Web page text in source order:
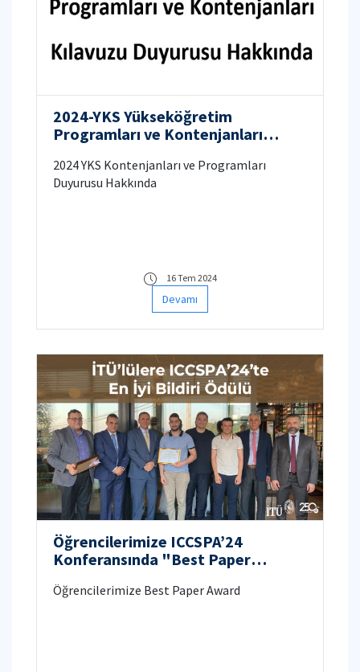
2024-YKS Yükseköğretim
Programları ve Kontenjanları
2024 YKS Kontenjanları ve Programları
Duyurusu Hakkında
16 Tem 2024
Devamı
Öğrencilerimize ICCSPA’24
Konferansında "Best Paper
Öğrencilerimize Best Paper Award